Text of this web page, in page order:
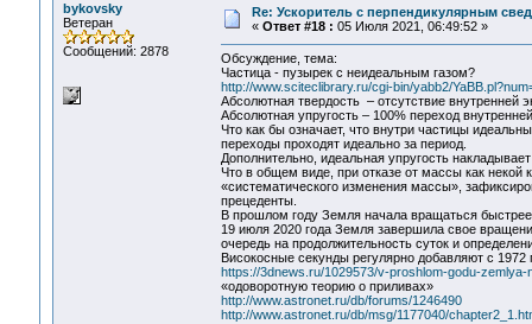
bykovsky
Ветеран
Сообщений: 2878
Re: Ускоритель с перпендикулярным
« Ответ #18 : 05 Июля 2021, 06:49:52 »
Обсуждение, тема:
Частица - пузырек с неидеальным газом?
http://www.sciteclibrary.ru/cgi-bin/yabb2/
Абсолютная твердость – отсутствие внутренней
Абсолютная упругость – 100% переход
Что как бы означает, что внутри частицы
переходы проходят идеально за период.
Дополнительно, идеальная упругость
Что в общем виде, при отказе от массы как некой
«систематического изменения массы»,
прецеденты.
В прошлом году Земля начала вращаться
19 июля 2020 года Земля завершила свое
очередь на продолжительность суток и
Високосные секунды регулярно добавляют с 1972
https://3dnews.ru/1029573/v-proshlom-godu-
«одоворотную теорию о приливах»
http://www.astronet.ru/db/forums/1246490
http://www.astronet.ru/db/msg/1177040/